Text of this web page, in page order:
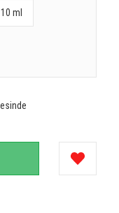
10 ml